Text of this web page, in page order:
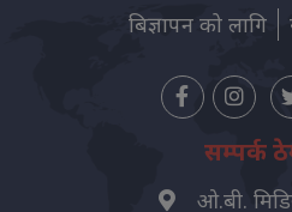
बिज्ञापन को लागि
सम्पर्क
ओ.बी.